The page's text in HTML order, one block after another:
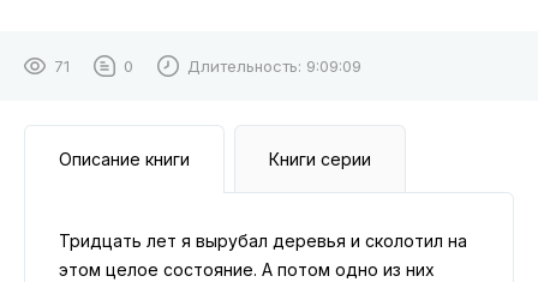
71 0 Длительность: 9:09:09
Описание книги Книги серии
Тридцать лет я вырубал деревья и сколотил на
этом целое состояние. А потом одно из них